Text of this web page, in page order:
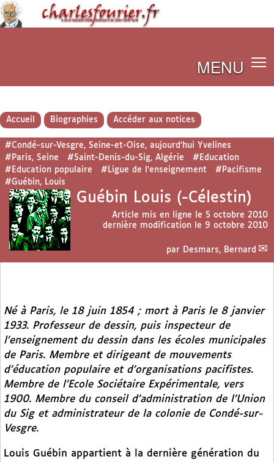
MENU
Accueil Biographies Accéder aux notices
#Condé-sur-Vesgre, Seine-et-Oise, aujourd’hui Yvelines
#Paris, Seine
#Saint-Denis-du-Sig, Algérie
#Education
#Education populaire
#Ligue de l’enseignement
#Pacifisme
#Guébin, Louis
Guébin Louis (-Célestin)
Article mis en ligne le 5 octobre 2010
dernière modification le 9 octobre 2010
par Desmars, Bernard
Né à Paris, le 18 juin 1854 ; mort à Paris le 8 janvier
1933. Professeur de dessin, puis inspecteur de
l’enseignement du dessin dans les écoles municipales
de Paris. Membre et dirigeant de mouvements
d’éducation populaire et d’organisations pacifistes.
Membre de l’Ecole Sociétaire Expérimentale, vers
1900. Membre du conseil d’administration de l’Union
du Sig et administrateur de la colonie de Condé-sur-
Vesgre.
Louis Guébin appartient à la dernière génération du